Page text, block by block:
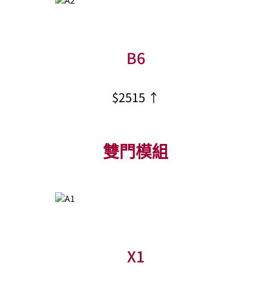
B6
$2515 ↑
雙門模組
X1